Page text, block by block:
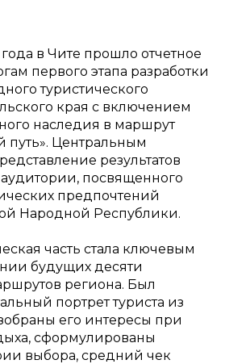
в Чите прошло отчетное
первого этапа разработки
туристического
края с включением
наследия в маршрут
Центральным
результатов
посвященного
предпочтений
Народной Республики.
часть стала ключевым
будущих десяти
региона. Был
портрет туриста из
его интересы при
сформулированы
выбора, средний чек